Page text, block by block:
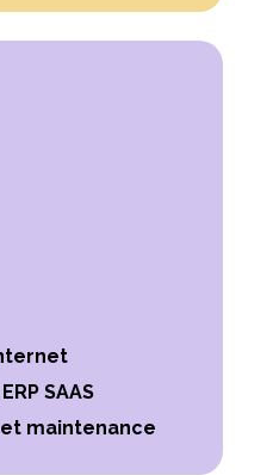
SAAS
maintenance